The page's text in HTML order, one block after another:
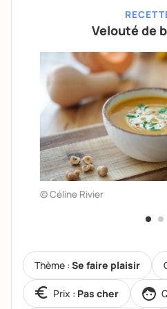
Velouté de
© Céline Rivier
Thème : Se faire plaisir
Prix : Pas cher